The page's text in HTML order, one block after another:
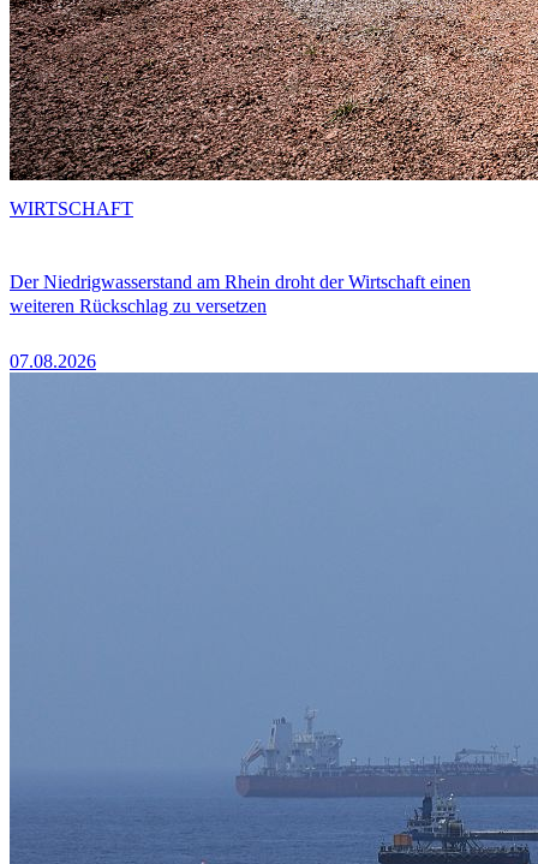
Der Niedrigwasserstand am Rhein droht der Wirtschaft einen
weiteren Rückschlag zu versetzen
07.08.2026
WIRTSCHAFT